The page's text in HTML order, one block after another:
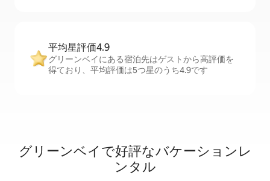
平均星評価4.9
グリーンベイにある宿泊先はゲストから高評価を
得ており、平均評価は5つ星のうち4.9です
グリーンベイで好評なバケーションレ
ンタル